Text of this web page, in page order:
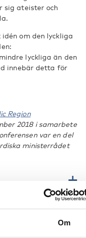
Om
sig ateister och
om den lyckliga
lyckliga än den
innebär detta för
Region
2018 i samarbete
var en del
ministerrådet